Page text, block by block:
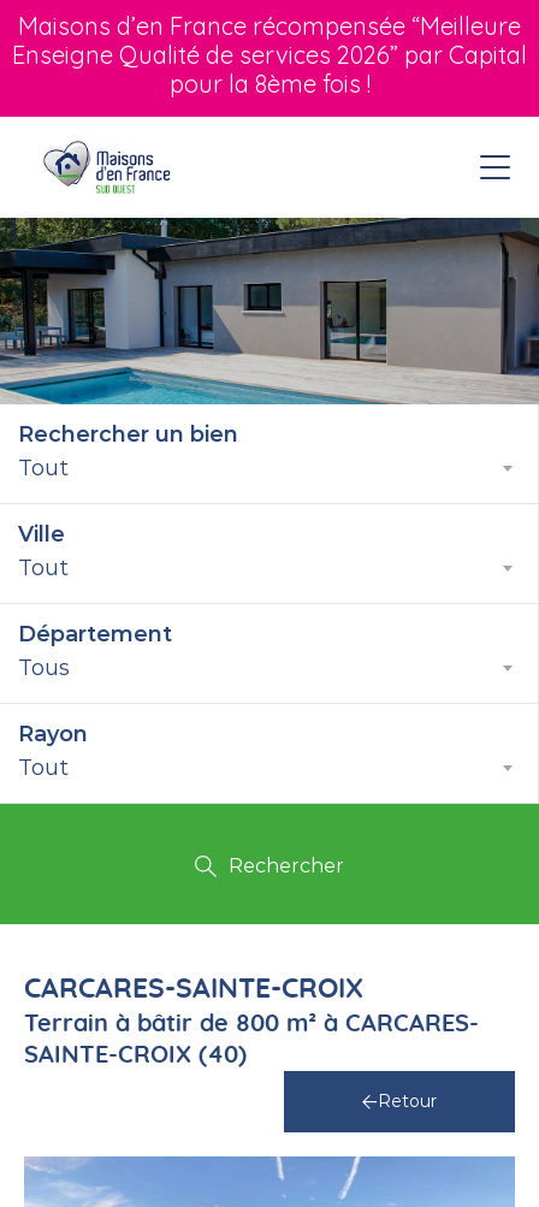
Maisons d’en France récompensée “Meilleure
Enseigne Qualité de services 2026” par Capital
pour la 8ème fois !
Rechercher un bien
Tout
Ville
Tout
Département
Tous
Rayon
Tout
Rechercher
CARCARES-SAINTE-CROIX
Terrain à bâtir de 800 m² à CARCARES-
SAINTE-CROIX (40)
Retour